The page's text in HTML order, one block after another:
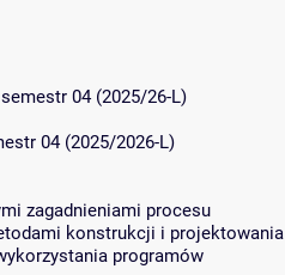
04 (2025/26-L)
04 (2025/2026-L)
zagadnieniami procesu
konstrukcji i projektowania
programów